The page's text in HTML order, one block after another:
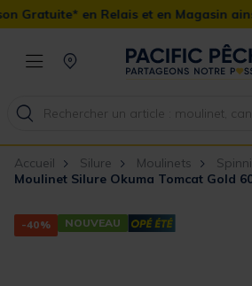
et en Magasin ainsi que la
Accueil Silure Moulinets
Moulinet Silure Okuma Tomcat Gold
-40% NOUVEAU